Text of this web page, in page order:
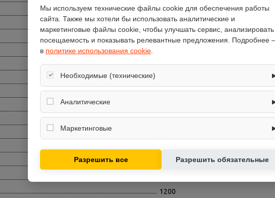
14.5
есть
270
1200
Мы используем технические файлы cookie для обеспечения работы
сайта. Также мы хотели бы использовать аналитические и
маркетинговые файлы cookie, чтобы улучшать сервис, анализировать
посещаемость и показывать релевантные предложения. Подробнее
в политике использования cookie
Необходимые (технические)
Обеспечивают корректную работу сайта: оформление заказа, корзина,
вход в личный кабинет. Без них основные функции могут быть
Аналитические
Собирают обезличенную информацию о посещениях и использовании
сайта (например, счётчики аналитики), помогают улучшать интерфейс и
Маркетинговые
Разрешить все Разрешить обязательные